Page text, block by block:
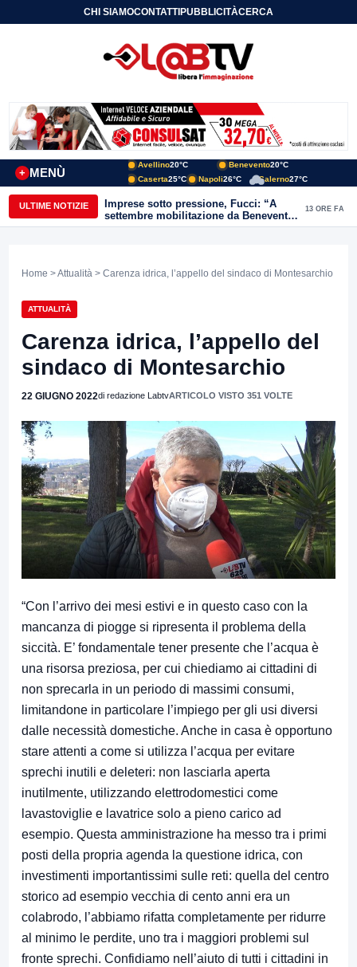
CHI SIAMOCONTATTIPUBBLICITÀCERCA
MENÙ
+
Avellino20°C Benevento20°C
Caserta25°C Napoli26°C Salerno27°C
ULTIME NOTIZIE
Imprese sotto pressione, Fucci: “A
settembre mobilitazione da Benevento
e Avellino”
13 ORE FA
Home >Attualità > Carenza idrica, l’appello del sindaco di Montesarchio
ATTUALITÀ
Carenza idrica, l’appello del
sindaco di Montesarchio
22 GIUGNO 2022di redazione LabtvARTICOLO VISTO 351 VOLTE
“Con l’arrivo dei mesi estivi e in questo caso con la
mancanza di piogge si ripresenta il problema della
siccità. E’ fondamentale tener presente che l’acqua è
una risorsa preziosa, per cui chiediamo ai cittadini di
non sprecarla in un periodo di massimi consumi,
limitandone in particolare l’impiego per gli usi diversi
dalle necessità domestiche. Anche in casa è opportuno
stare attenti a come si utilizza l’acqua per evitare
sprechi inutili e deleteri: non lasciarla aperta
inutilmente, utilizzando elettrodomestici come
lavastoviglie e lavatrice solo a pieno carico ad
esempio. Questa amministrazione ha messo tra i primi
posti della propria agenda la questione idrica, con
investimenti importantissimi sulle reti: quella del centro
storico ad esempio vecchia di cento anni era un
colabrodo, l’abbiamo rifatta completamente per ridurre
al minimo le perdite, uno tra i maggiori problemi sul
fronte sprechi. Confidiamo nell’aiuto di tutti i cittadini in